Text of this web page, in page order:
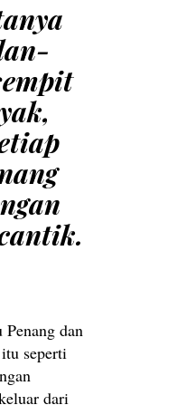
dan
seperti
dari